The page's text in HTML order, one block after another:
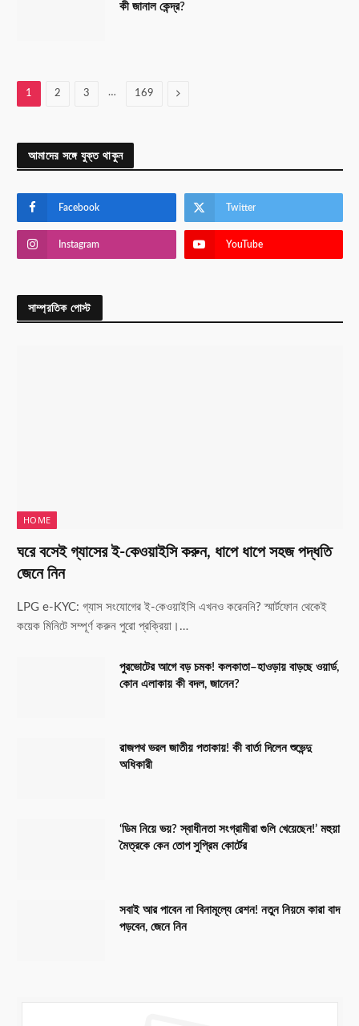
কী জানাল কেন্দ্র?
1 2 3 … 169 Next
আমাদের সঙ্গে যুক্ত থাকুন
Facebook Twitter
Instagram YouTube
সাম্প্রতিক পোস্ট
HOME
ঘরে বসেই গ্যাসের ই-কেওয়াইসি করুন, ধাপে ধাপে সহজ পদ্ধতি
জেনে নিন
LPG e-KYC: গ্যাস সংযোগের ই-কেওয়াইসি এখনও করেননি? স্মার্টফোন থেকেই
কয়েক মিনিটে সম্পূর্ণ করুন পুরো প্রক্রিয়া।…
পুরভোটের আগে বড় চমক! কলকাতা–হাওড়ায় বাড়ছে ওয়ার্ড,
কোন এলাকায় কী বদল, জানেন?
রাজপথ ভরল জাতীয় পতাকায়! কী বার্তা দিলেন শুভেন্দু
অধিকারী
‘ডিম নিয়ে ভয়? স্বাধীনতা সংগ্রামীরা গুলি খেয়েছেন!’ মহুয়া
মৈত্রকে কেন তোপ সুপ্রিম কোর্টের
সবাই আর পাবেন না বিনামূল্যে রেশন! নতুন নিয়মে কারা বাদ
পড়বেন, জেনে নিন